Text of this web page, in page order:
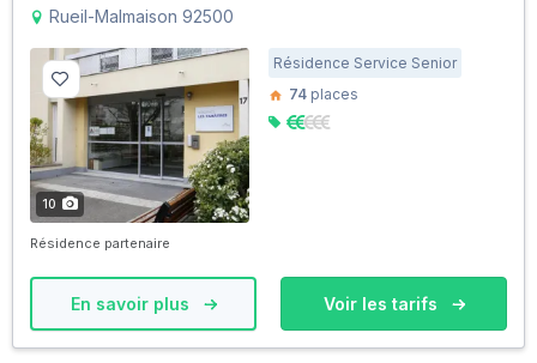
Rueil-Malmaison 92500
10
Résidence Service Senior
74 places
Résidence partenaire
En savoir plus Voir les tarifs